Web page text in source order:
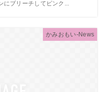
ブリーチしてピンク...
かみおもい-News